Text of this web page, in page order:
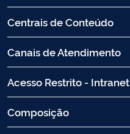
Centrais de Conteúdo
Canais de Atendimento
Acesso Restrito - Intranet
Composição